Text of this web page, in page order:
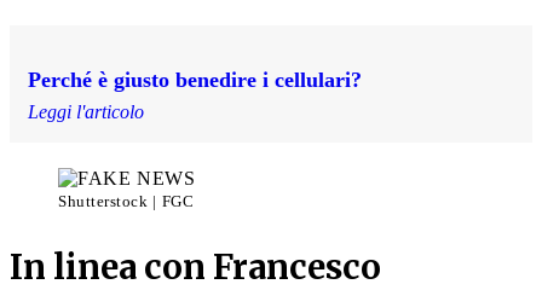
Perché è giusto benedire i cellulari?
Leggi l'articolo
Shutterstock | FGC
In linea con Francesco